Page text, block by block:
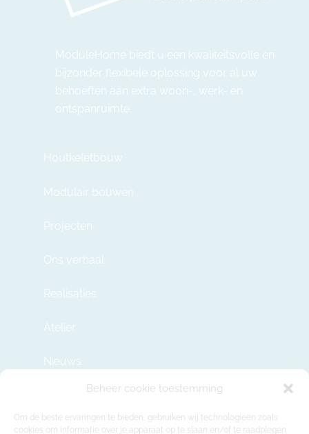
Beheer cookie toestemming
Om de beste ervaringen te bieden, gebruiken wij technologieën zoals
cookies om informatie over je apparaat op te slaan en/of te raadplegen.
ModuleHome biedt u een kwaliteitsvolle en
bijzonder flexibele oplossing voor al uw
behoeften aan extra woon-, werk- en
ontspanruimte.
Houtkeletbouw
Modulair bouwen
Projecten
Ons verhaal
Realisaties
Atelier
Nieuws